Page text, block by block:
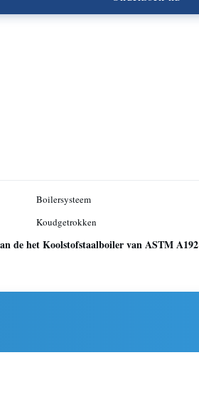
Boilersysteem
Koudgetrokken
de het Koolstofstaalboiler van ASTM A192